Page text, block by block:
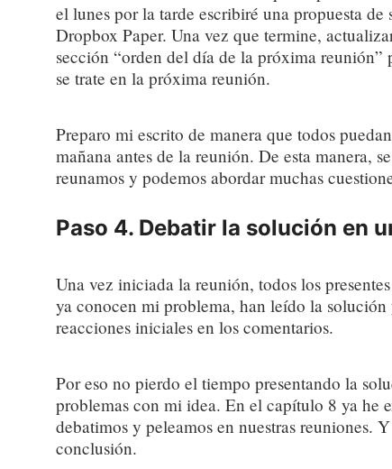
el lunes por la tarde escribiré una propuesta
Dropbox Paper. Una vez que termine,
sección “orden del día de la próxima
se trate en la próxima reunión.
Preparo mi escrito de manera que todos
mañana antes de la reunión. De esta manera,
reunamos y podemos abordar muchas
Paso 4. Debatir la solución en
Una vez iniciada la reunión, todos los
ya conocen mi problema, han leído la
reacciones iniciales en los comentarios.
Por eso no pierdo el tiempo presentando la
problemas con mi idea. En el capítulo 8 ya he
debatimos y peleamos en nuestras reuniones.
conclusión.